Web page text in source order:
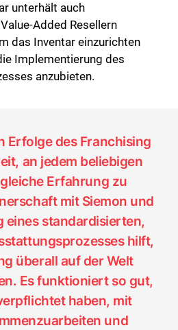
unterhält auch
Added Resellern
das Inventar einzurichten
Implementierung des
anzubieten.
Erfolge des Franchising
an jedem beliebigen
Erfahrung zu
mit Siemon und
eines standardisierten,
hilft,
überall auf der Welt
Es funktioniert so gut,
haben, mit
und